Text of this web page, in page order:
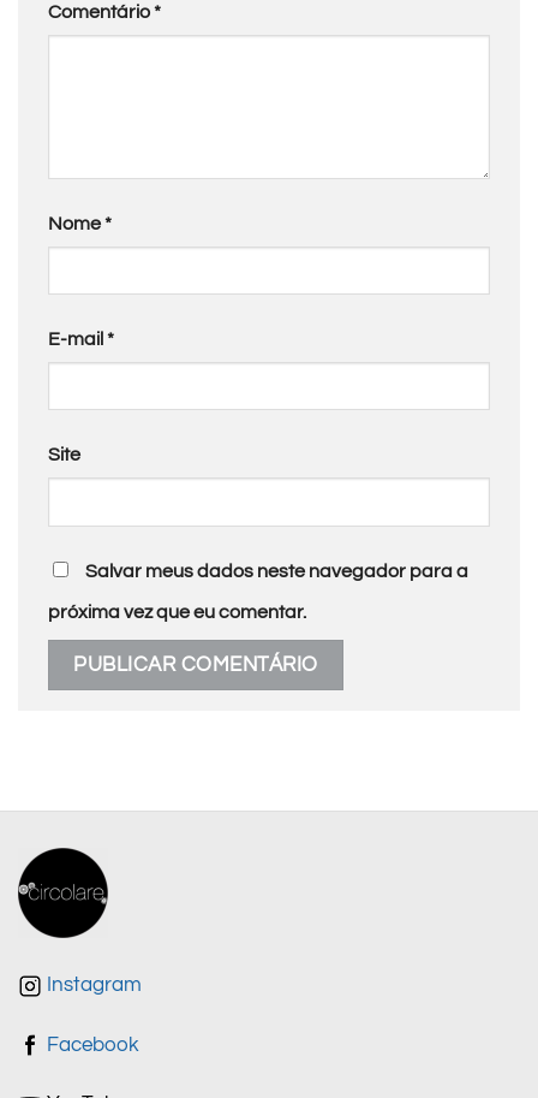
Comentário*
Nome*
E-mail *
Site
Salvar meus dados neste navegador para a
próxima vez que eu comentar.
Instagram
Facebook